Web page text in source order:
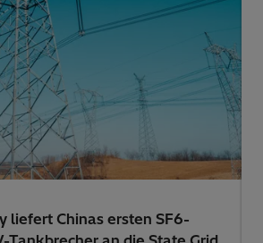
um die Welt von den
zu befreien
ermöglichen das
SF6, einem Treibhausgas,